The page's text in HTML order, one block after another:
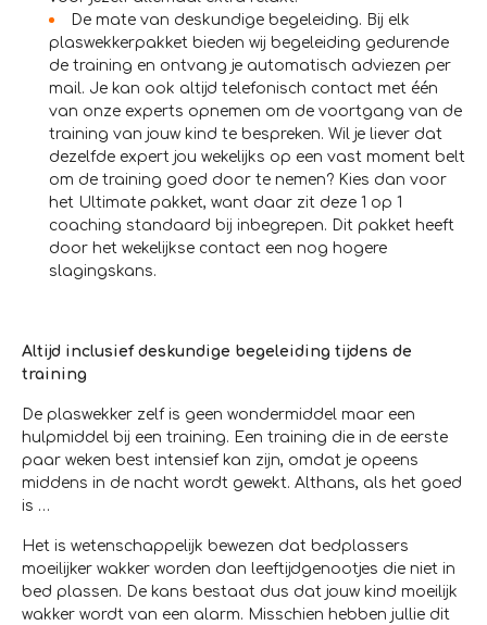
De mate van deskundige begeleiding. Bij elk
plaswekkerpakket bieden wij begeleiding gedurende
de training en ontvang je automatisch adviezen per
mail. Je kan ook altijd telefonisch contact met één
van onze experts opnemen om de voortgang van de
training van jouw kind te bespreken. Wil je liever dat
dezelfde expert jou wekelijks op een vast moment belt
om de training goed door te nemen? Kies dan voor
het Ultimate pakket, want daar zit deze 1 op 1
coaching standaard bij inbegrepen. Dit pakket heeft
door het wekelijkse contact een nog hogere
slagingskans.
Altijd inclusief deskundige begeleiding tijdens de
training
De plaswekker zelf is geen wondermiddel maar een
hulpmiddel bij een training. Een training die in de eerste
paar weken best intensief kan zijn, omdat je opeens
middens in de nacht wordt gewekt. Althans, als het goed
is …
Het is wetenschappelijk bewezen dat bedplassers
moeilijker wakker worden dan leeftijdgenootjes die niet in
bed plassen. De kans bestaat dus dat jouw kind moeilijk
wakker wordt van een alarm. Misschien hebben jullie dit